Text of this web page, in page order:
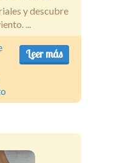
y descubre
...
Leer más